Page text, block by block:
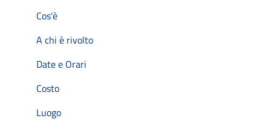
Cos'è
A chi è rivolto
Date e Orari
Costo
Luogo